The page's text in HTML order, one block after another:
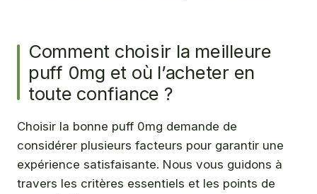
Comment choisir la meilleure
puff 0mg et où l’acheter en
toute confiance ?
Choisir la bonne puff 0mg demande de
considérer plusieurs facteurs pour garantir une
expérience satisfaisante. Nous vous guidons à
travers les critères essentiels et les points de